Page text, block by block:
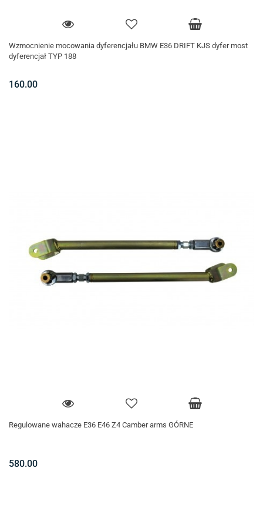
Wzmocnienie mocowania dyferencjału BMW E36 DRIFT KJS dyfer most
dyferencjał TYP 188
160.00
Regulowane wahacze E36 E46 Z4 Camber arms GÓRNE
580.00